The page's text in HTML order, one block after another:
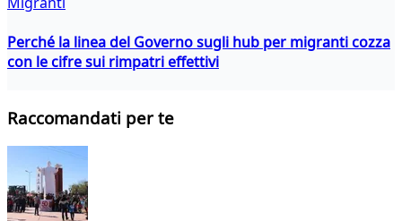
Perché la linea del Governo sugli hub per migranti cozza
con le cifre sui rimpatri effettivi
Raccomandati per te